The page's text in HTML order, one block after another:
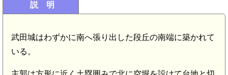
説 明
武田城はわずかに南へ張り出した段丘の南端に築かれて
いる。